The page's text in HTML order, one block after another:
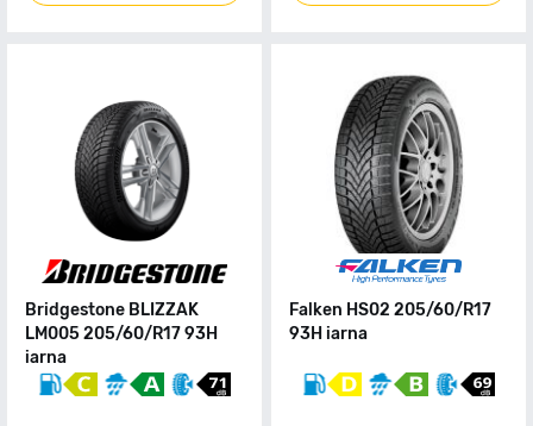
Bridgestone BLIZZAK
LM005 205/60/R17 93H
iarna
Falken HS02 205/60/R17
93H iarna